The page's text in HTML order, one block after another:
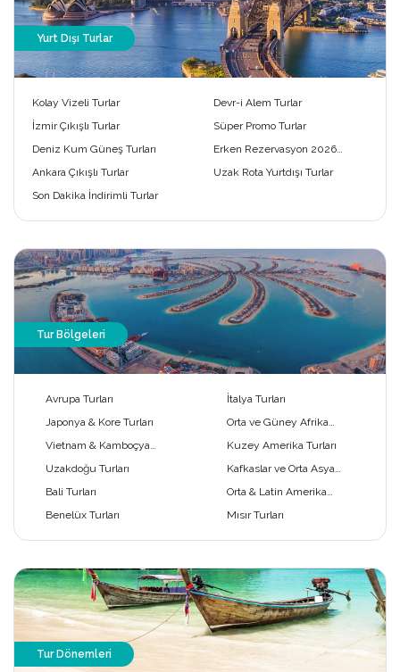
Yurt Dışı Turlar
Kolay Vizeli Turlar
Devr-i Alem Turlar
İzmir Çıkışlı Turlar
Süper Promo Turlar
Deniz Kum Güneş Turları
Erken Rezervasyon 2026
Ankara Çıkışlı Turlar
Uzak Rota Yurtdışı Turlar
Son Dakika İndirimli Turlar
Tur Bölgeleri
Avrupa Turları
İtalya Turları
Japonya & Kore Turları
Orta ve Güney Afrika
Vietnam & Kamboçya
Kuzey Amerika Turları
Uzakdoğu Turları
Kafkaslar ve Orta Asya
Bali Turları
Orta & Latin Amerika
Benelüx Turları Mısır Turları
Tur Dönemleri